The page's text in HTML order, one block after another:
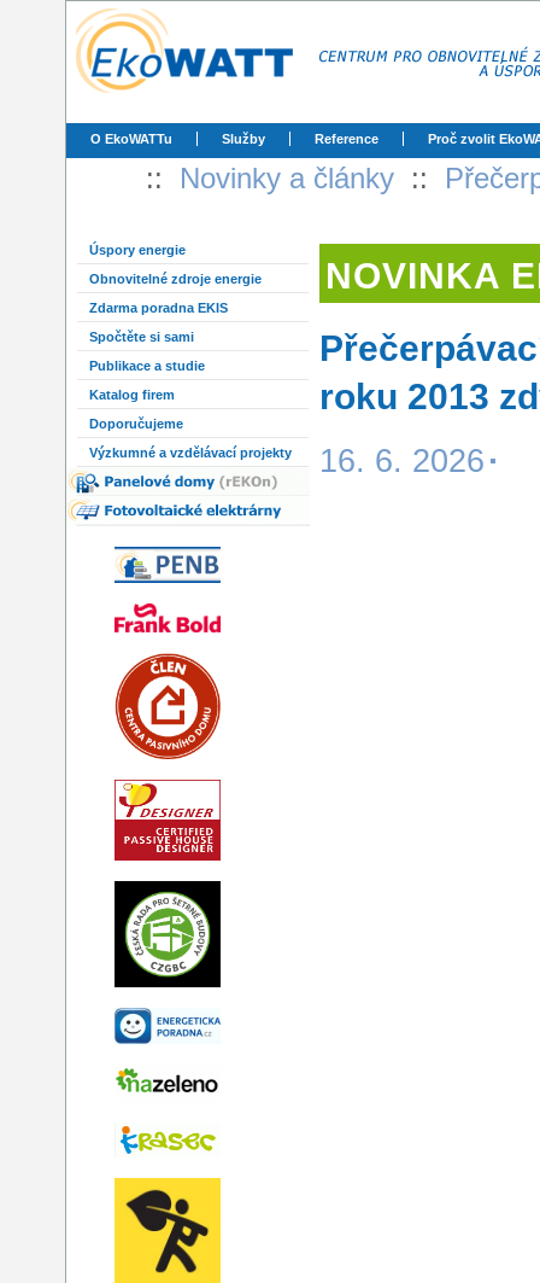
O EkoWATTu Služby Reference Proč zvolit
:: Novinky a články ::
Úspory energie
Obnovitelné zdroje energie
Zdarma poradna EKIS
Spočtěte si sami
Publikace a studie
Katalog firem
Doporučujeme
Výzkumné a vzdělávací projekty
NOVINKA
roku 2013
16. 6. 2026